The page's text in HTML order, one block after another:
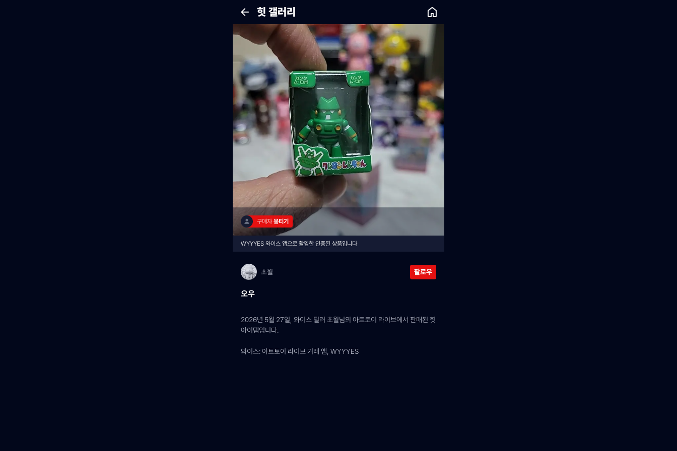
힛 갤러리
구매자 뭉티기
WYYYES 와이스 앱으로 촬영한 인증된 상품입니다
초월 팔로우
오우
2026년 5월 27일, 와이스 딜러 초월님의 아트토이 라이브에서 판매된 힛
아이템입니다.
와이스: 아트토이 라이브 거래 앱, WYYYES